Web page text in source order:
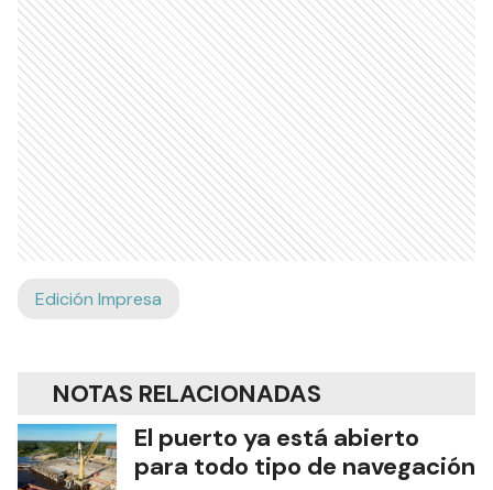
Edición Impresa
NOTAS RELACIONADAS
El puerto ya está abierto
para todo tipo de navegación